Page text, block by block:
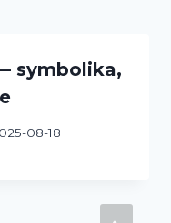
symbolika,
08-18